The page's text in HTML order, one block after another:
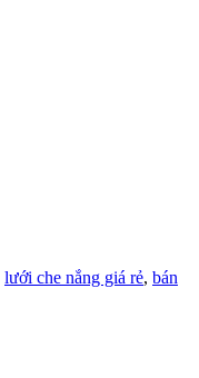
lưới che nắng giá rẻ, bán